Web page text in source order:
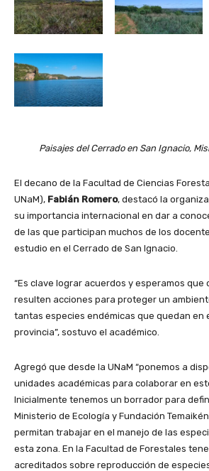
Paisajes del Cerrado en San Ignacio,
El decano de la Facultad de Ciencias
UNaM), Fabián Romero, destacó la
su importancia internacional en dar a
de las que participan muchos de los
estudio en el Cerrado de San Ignacio.
“Es clave lograr acuerdos y esperamos
resulten acciones para proteger un
tantas especies endémicas que quedan en
provincia”, sostuvo el académico.
Agregó que desde la UNaM “ponemos a
unidades académicas para colaborar en
Inicialmente tenemos un borrador para
Ministerio de Ecología y Fundación
permitan trabajar en el manejo de las
esta zona. En la Facultad de Forestales
acreditados sobre reproducción de